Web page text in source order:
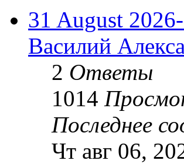
31 August
Василий
2 Ответы
1014
Последнее
Чт авг 06,